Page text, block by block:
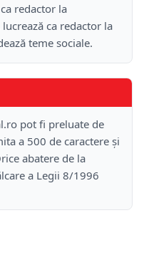
redactor la
ca redactor la
teme sociale.
pot fi preluate de
a 500 de caractere și
abatere de la
a Legii 8/1996